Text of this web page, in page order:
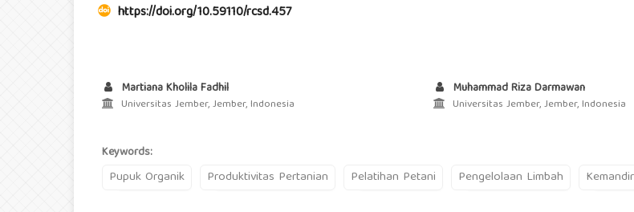
https://doi.org/10.59110/rcsd.457
Martiana Kholila Fadhil
Universitas Jember, Jember, Indonesia
Muhammad Riza Darmawan
Universitas Jember, Jember, Indonesia
Keywords:
Pupuk Organik Produktivitas Pertanian Pelatihan Petani Pengelolaan Limbah